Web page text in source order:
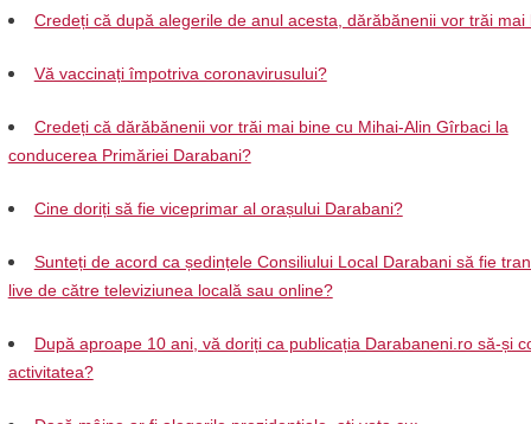
Credeți că după alegerile de anul acesta, dărăbănenii vor trăi mai
Vă vaccinați împotriva coronavirusului?
Credeți că dărăbănenii vor trăi mai bine cu Mihai-Alin Gîrbaci la
conducerea Primăriei Darabani?
Cine doriți să fie viceprimar al orașului Darabani?
Sunteți de acord ca ședințele Consiliului Local Darabani să fie
live de către televiziunea locală sau online?
După aproape 10 ani, vă doriți ca publicația Darabaneni.ro să-și
activitatea?